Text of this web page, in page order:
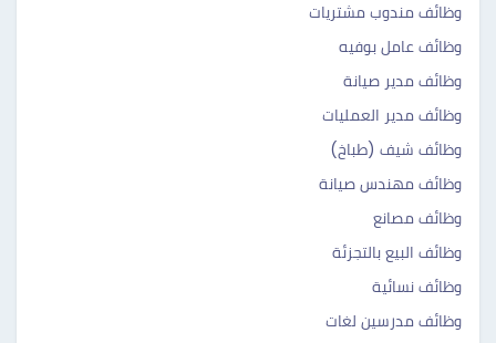
وظائف مندوب مشتريات
وظائف عامل بوفيه
وظائف مدير صيانة
وظائف مدير العمليات
وظائف شيف (طباخ)
وظائف مهندس صيانة
وظائف مصانع
وظائف البيع بالتجزئة
وظائف نسائية
وظائف مدرسين لغات